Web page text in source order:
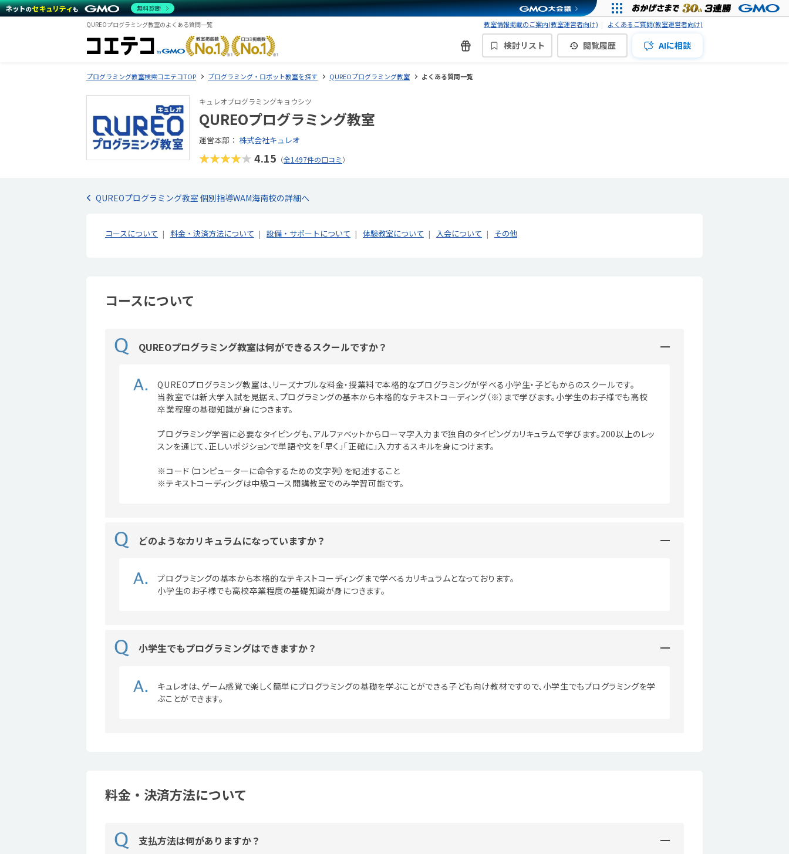
QUREOプログラミング教室のよくある質問一覧 教室情報掲載のご案内(教室運営者向け) よくあるご質問(教室運営者向け)
検討リスト 閲覧履歴 AIに相談
プログラミング教室検索コエテコTOP プログラミング・ロボット教室を探す QUREOプログラミング教室 よくある質問一覧
キュレオプログラミングキョウシツ
QUREOプログラミング教室
運営本部： 株式会社キュレオ
★★★★★4.15 （全1497件の口コミ）
QUREOプログラミング教室 個別指導WAM海南校の詳細へ
コースについて 料金・決済方法について 設備・サポートについて 体験教室について 入会について その他
コースについて
QUREOプログラミング教室は何ができるスクールですか？
QUREOプログラミング教室は、リーズナブルな料金・授業料で本格的なプログラミングが学べる小学生・子どもからのスクールです。
当教室では新大学入試を見据え、プログラミングの基本から本格的なテキストコーディング（※）まで学びます。小学生のお子様でも高校
卒業程度の基礎知識が身につきます。
プログラミング学習に必要なタイピングも、アルファベットからローマ字入力まで独自のタイピングカリキュラムで学びます。200以上のレッ
スンを通じて、正しいポジションで単語や文を「早く」「正確に」入力するスキルを身につけます。
※コード（コンピューターに命令するための文字列）を記述すること
※テキストコーディングは中級コース開講教室でのみ学習可能です。
どのようなカリキュラムになっていますか？
プログラミングの基本から本格的なテキストコーディングまで学べるカリキュラムとなっております。
小学生のお子様でも高校卒業程度の基礎知識が身につきます。
小学生でもプログラミングはできますか？
キュレオは、ゲーム感覚で楽しく簡単にプログラミングの基礎を学ぶことができる子ども向け教材ですので、小学生でもプログラミングを学
ぶことができます。
料金・決済方法について
支払方法は何がありますか？
無料診断